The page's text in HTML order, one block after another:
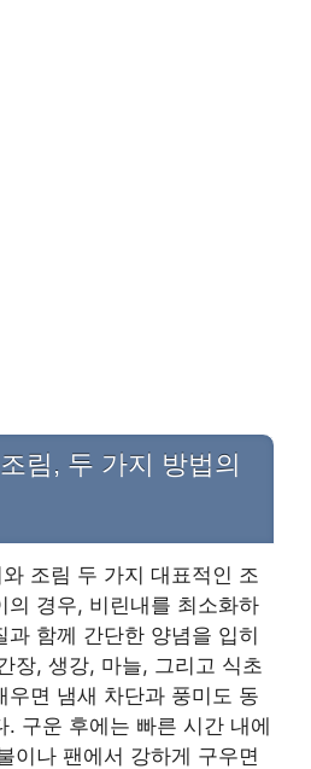
림, 두 가지 방법의
조림 두 가지 대표적인 조
의 경우, 비린내를 최소화하
과 함께 간단한 양념을 입히
장, 생강, 마늘, 그리고 식초
우면 냄새 차단과 풍미도 동
. 구운 후에는 빠른 시간 내에
이나 팬에서 강하게 구우면